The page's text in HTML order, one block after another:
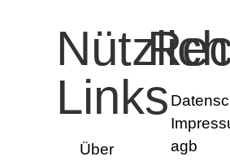
Links
Über
agb